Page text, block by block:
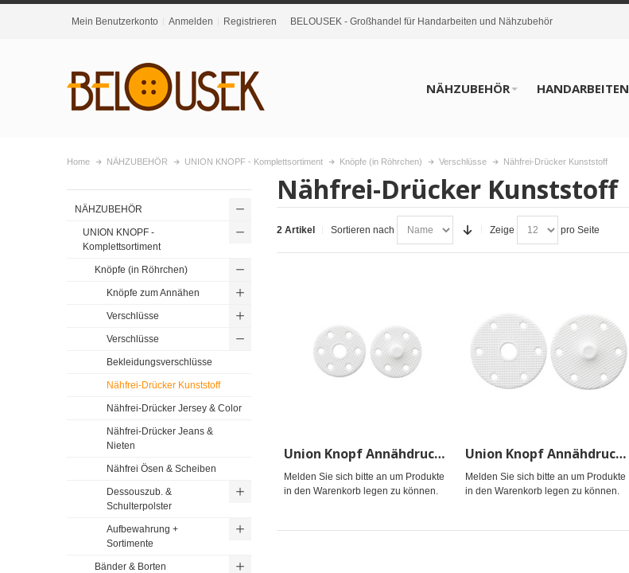
Mein Benutzerkonto Anmelden Registrieren BELOUSEK - Großhandel für Handarbeiten und Nähzubehör
NÄHZUBEHÖR HANDARBEITEN
Home NÄHZUBEHÖR UNION KNOPF - Komplettsortiment Knöpfe (in Röhrchen) Verschlüsse Nähfrei-Drücker Kunststoff
Nähfrei-Drücker Kunststoff
2 Artikel Sortieren nach Zeige pro Seite
Union Knopf Annähdruckknopf Poly rec. 15mm - 20St
Melden Sie sich bitte an um Produkte
in den Warenkorb legen zu können.
Union Knopf Annähdruckknopf Poly rec. 20mm - 15St
Melden Sie sich bitte an um Produkte
in den Warenkorb legen zu können.
NÄHZUBEHÖR
UNION KNOPF -
Komplettsortiment
Knöpfe (in Röhrchen)
Knöpfe zum Annähen
Verschlüsse
Verschlüsse
Bekleidungsverschlüsse
Nähfrei-Drücker Kunststoff
Nähfrei-Drücker Jersey & Color
Nähfrei-Drücker Jeans &
Nieten
Nähfrei Ösen & Scheiben
Dessouszub. &
Schulterpolster
Aufbewahrung +
Sortimente
Bänder & Borten